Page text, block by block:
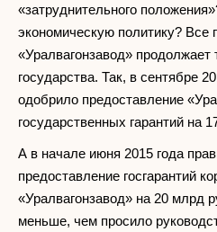
«затруднительного
экономическую политику? Все
«Уралвагонзавод» продолжает
государства. Так, в сентябре
одобрило предоставление
государственных гарантий на
А в начале июня 2015 года
предоставление госгарантий
«Уралвагонзавод» на 20 млрд
меньше, чем просило